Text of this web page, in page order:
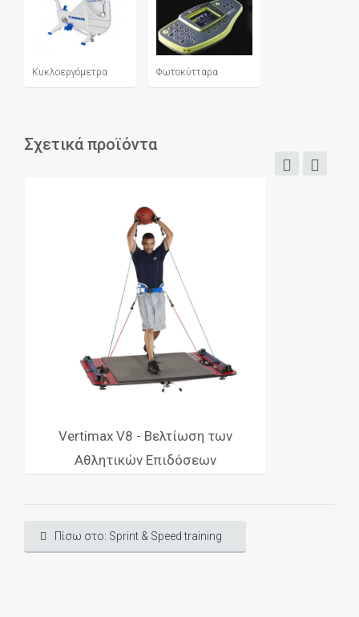
Κυκλοεργόμετρα Φωτοκύτταρα
Σχετικά προϊόντα
Vertimax V8 - Βελτίωση των
Αθλητικών Επιδόσεων
Πίσω στο: Sprint & Speed training